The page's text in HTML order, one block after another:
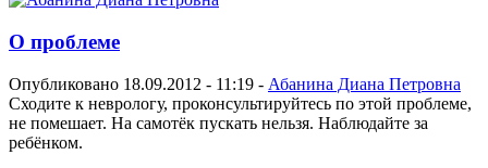
О проблеме
Опубликовано 18.09.2012 - 11:19 - Абанина Диана Петровна
Сходите к неврологу, проконсультируйтесь по этой проблеме,
не помешает. На самотёк пускать нельзя. Наблюдайте за
ребёнком.